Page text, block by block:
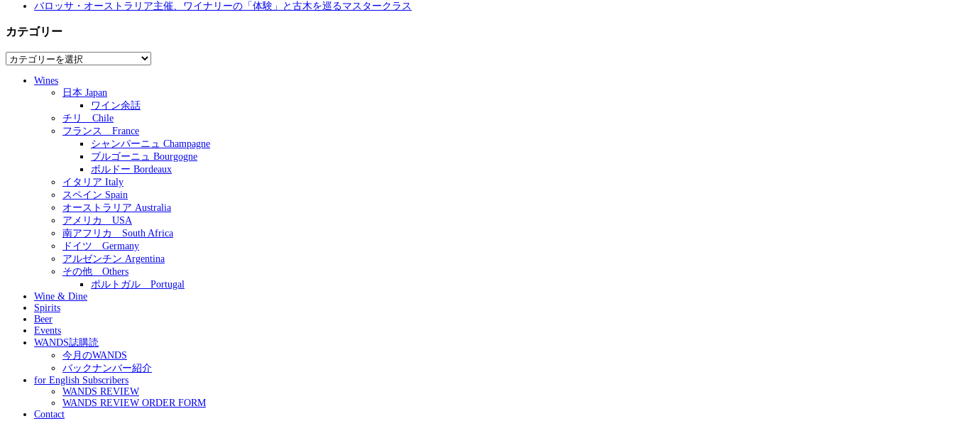
バロッサ・オーストラリア主催、ワイナリーの「体験」と古木を巡るマスタークラス
カテゴリー
カ
Wines
日本 Japan
ワイン余話
チリ Chile
フランス France
シャンパーニュ Champagne
ブルゴーニュ Bourgogne
ボルドー Bordeaux
イタリア Italy
スペイン Spain
オーストラリア Australia
アメリカ USA
南アフリカ South Africa
ドイツ Germany
アルゼンチン Argentina
その他 Others
ポルトガル Portugal
Wine & Dine
Spirits
Beer
Events
WANDS誌購読
今月のWANDS
バックナンバー紹介
for English Subscribers
WANDS REVIEW
WANDS REVIEW ORDER FORM
Contact